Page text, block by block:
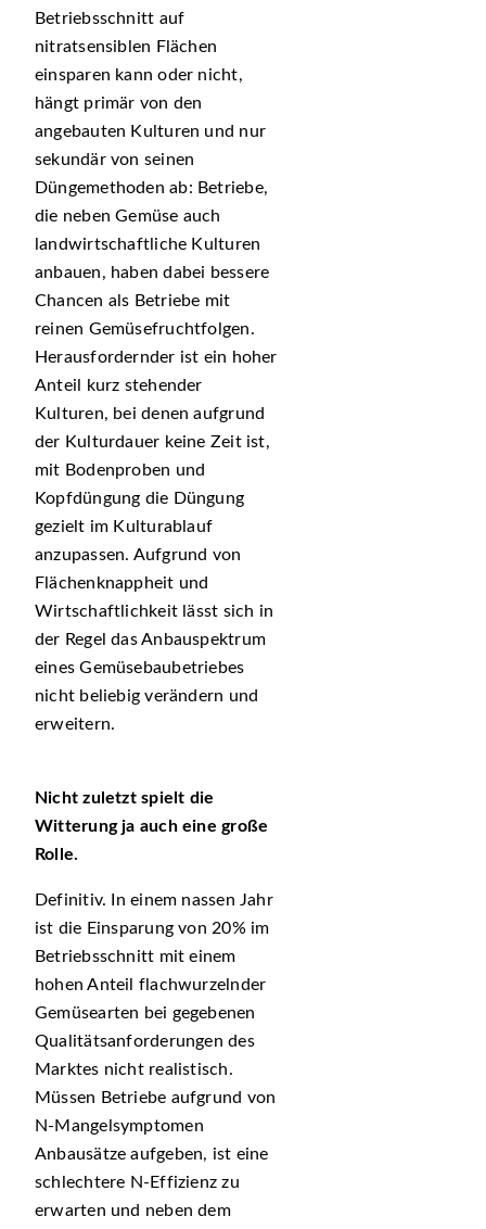
Betriebsschnitt auf
nitratsensiblen Flächen
einsparen kann oder nicht,
hängt primär von den
angebauten Kulturen und nur
sekundär von seinen
Düngemethoden ab: Betriebe,
die neben Gemüse auch
landwirtschaftliche Kulturen
anbauen, haben dabei bessere
Chancen als Betriebe mit
reinen Gemüsefruchtfolgen.
Herausfordernder ist ein hoher
Anteil kurz stehender
Kulturen, bei denen aufgrund
der Kulturdauer keine Zeit ist,
mit Bodenproben und
Kopfdüngung die Düngung
gezielt im Kulturablauf
anzupassen. Aufgrund von
Flächenknappheit und
Wirtschaftlichkeit lässt sich in
der Regel das Anbauspektrum
eines Gemüsebaubetriebes
nicht beliebig verändern und
erweitern.
Nicht zuletzt spielt die
Witterung ja auch eine große
Rolle.
Definitiv. In einem nassen Jahr
ist die Einsparung von 20% im
Betriebsschnitt mit einem
hohen Anteil flachwurzelnder
Gemüsearten bei gegebenen
Qualitätsanforderungen des
Marktes nicht realistisch.
Müssen Betriebe aufgrund von
N-Mangelsymptomen
Anbausätze aufgeben, ist eine
schlechtere N-Effizienz zu
erwarten und neben dem